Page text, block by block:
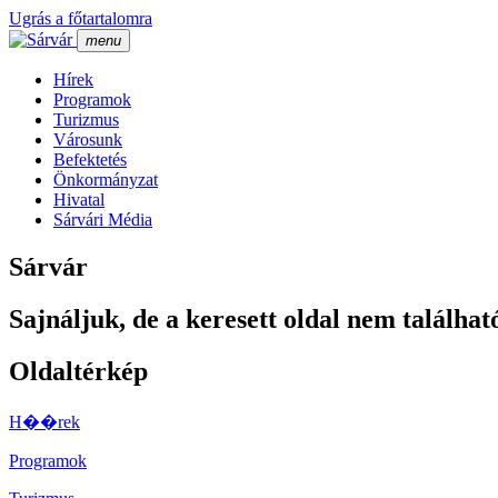
Ugrás a főtartalomra
menu
Hí­rek
Programok
Turizmus
Városunk
Befektetés
Önkormányzat
Hivatal
Sárvári Média
Sárvár
Sajnáljuk, de a keresett oldal nem
Oldaltérkép
H��rek
Programok